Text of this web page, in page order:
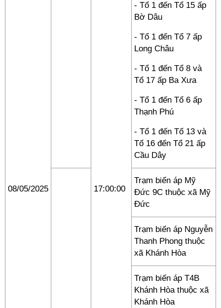
08/05/2025 17:00:00
- Tổ 1 đến Tổ 15 ấp
Bờ Dâu
- Tổ 1 đến Tổ 7 ấp
Long Châu
- Tổ 1 đến Tổ 8 và
Tổ 17 ấp Ba Xưa
- Tổ 1 đến Tổ 6 ấp
Thạnh Phú
- Tổ 1 đến Tổ 13 và
Tổ 16 đến Tổ 21 ấp
Cầu Dây
Trạm biến áp Mỹ
Đức 9C thuộc xã Mỹ
Đức
Trạm biến áp Nguyễn
Thanh Phong thuộc
xã Khánh Hòa
Trạm biến áp T4B
Khánh Hòa thuộc xã
Khánh Hòa